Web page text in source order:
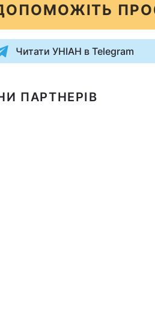
Читати УНІАН в Telegram
ПАРТНЕРІВ